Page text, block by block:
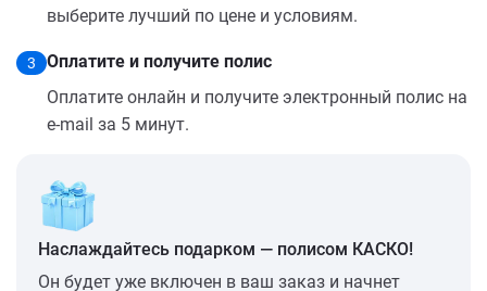
выберите лучший по цене и условиям.
3
Оплатите и получите полис
Оплатите онлайн и получите электронный полис на
e-mail за 5 минут.
Наслаждайтесь подарком — полисом КАСКО!
Он будет уже включен в ваш заказ и начнет